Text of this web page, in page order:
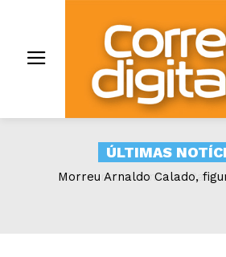
ÚLTIMAS
Crise institucional no